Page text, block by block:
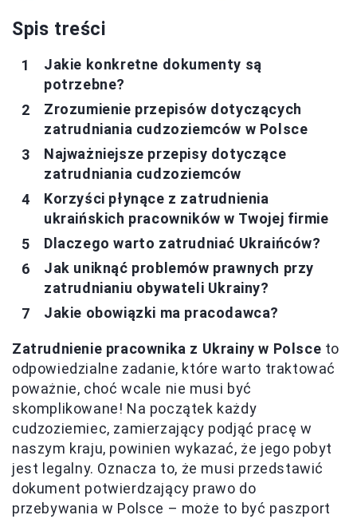
Spis treści
Jakie konkretne dokumenty są
potrzebne?
Zrozumienie przepisów dotyczących
zatrudniania cudzoziemców w Polsce
Najważniejsze przepisy dotyczące
zatrudniania cudzoziemców
Korzyści płynące z zatrudnienia
ukraińskich pracowników w Twojej firmie
Dlaczego warto zatrudniać Ukraińców?
Jak uniknąć problemów prawnych przy
zatrudnianiu obywateli Ukrainy?
Jakie obowiązki ma pracodawca?
Zatrudnienie pracownika z Ukrainy w Polsce to
odpowiedzialne zadanie, które warto traktować
poważnie, choć wcale nie musi być
skomplikowane! Na początek każdy
cudzoziemiec, zamierzający podjąć pracę w
naszym kraju, powinien wykazać, że jego pobyt
jest legalny. Oznacza to, że musi przedstawić
dokument potwierdzający prawo do
przebywania w Polsce – może to być paszport